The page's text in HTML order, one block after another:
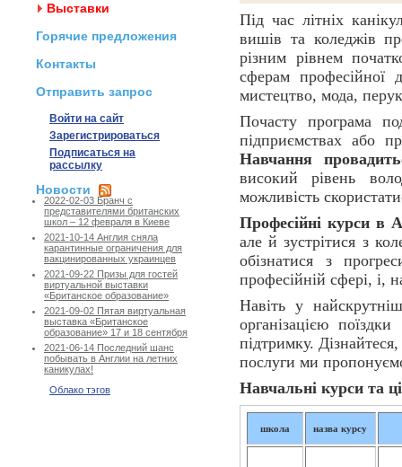
Выставки
Горячие предложения
Контакты
Отправить запрос
Войти на сайт
Зарегистрироваться
Подписаться на
рассылку
Новости
2022-02-03 Бранч с
представителями британских
школ – 12 февраля в Киеве
2021-10-14 Англия сняла
карантинные ограничения для
вакцинированных украинцев
2021-09-22 Призы для гостей
виртуальной выставки
«Британское образование»
2021-09-02 Пятая виртуальная
выставка «Британское
образование» 17 и 18 сентября
2021-06-14 Последний шанс
побывать в Англии на летних
каникулах!
Облако тэгов
Під час літніх
вишів та коледжів
різним рівнем
сферам професійної
мистецтво, мода,
Почасту програма
підприємствах або
Навчання
високий рівень
можливість
Професійні курси в
але й зустрітися з
обізнатися з
професійній сфері, і,
Навіть у
організацією
підтримку.
послуги ми
Навчальні курси та
школа назва курсу